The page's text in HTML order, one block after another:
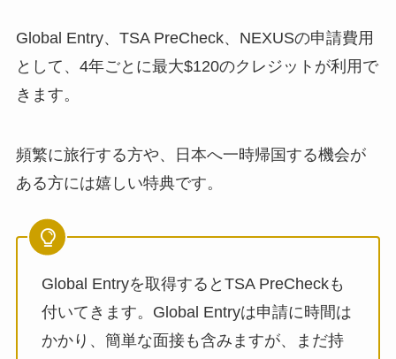
Global Entry、TSA PreCheck、NEXUSの申請費用
として、4年ごとに最大$120のクレジットが利用で
きます。
頻繁に旅行する方や、日本へ一時帰国する機会が
ある方には嬉しい特典です。
Global Entryを取得するとTSA PreCheckも
付いてきます。Global Entryは申請に時間は
かかり、簡単な面接も含みますが、まだ持